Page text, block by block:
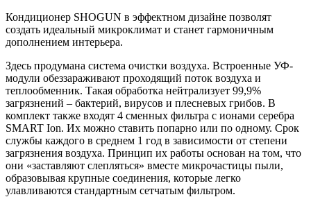
Кондиционер SHOGUN в эффектном дизайне позволят
создать идеальный микроклимат и станет гармоничным
дополнением интерьера.
Здесь продумана система очистки воздуха. Встроенные УФ-
модули обеззараживают проходящий поток воздуха и
теплообменник. Такая обработка нейтрализует 99,9%
загрязнений – бактерий, вирусов и плесневых грибов. В
комплект также входят 4 сменных фильтра с ионами серебра
SMART Ion. Их можно ставить попарно или по одному. Срок
службы каждого в среднем 1 год в зависимости от степени
загрязнения воздуха. Принцип их работы основан на том, что
они «заставляют слепляться» вместе микрочастицы пыли,
образовывая крупные соединения, которые легко
улавливаются стандартным сетчатым фильтром.